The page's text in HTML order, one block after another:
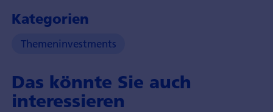
Kategorien
Themeninvestments
Das könnte Sie auch
interessieren